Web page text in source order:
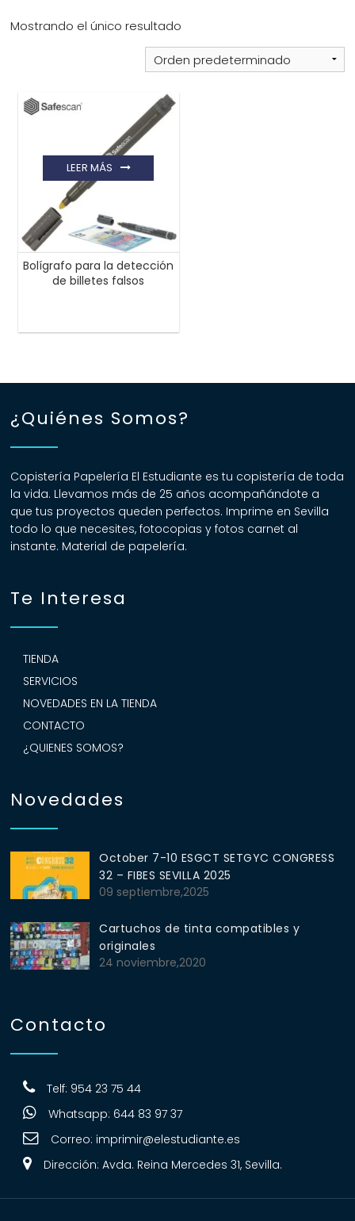
¡Imprimir!
Mostrando el único resultado
Bolígrafo para la detección
de billetes falsos
LEER MÁS
¿Quiénes Somos?
Copistería Papelería El Estudiante es tu copistería de toda
la vida. Llevamos más de 25 años acompañándote a
que tus proyectos queden perfectos. Imprime en Sevilla
todo lo que necesites, fotocopias y fotos carnet al
instante. Material de papelería.
Te Interesa
TIENDA
SERVICIOS
NOVEDADES EN LA TIENDA
CONTACTO
¿QUIENES SOMOS?
Novedades
October 7-10 ESGCT SETGYC CONGRESS
32 – FIBES SEVILLA 2025
09 septiembre,2025
Cartuchos de tinta compatibles y
originales
24 noviembre,2020
Contacto
Telf: 954 23 75 44
Whatsapp: 644 83 97 37
Correo: imprimir@elestudiante.es
Dirección: Avda. Reina Mercedes 31, Sevilla.